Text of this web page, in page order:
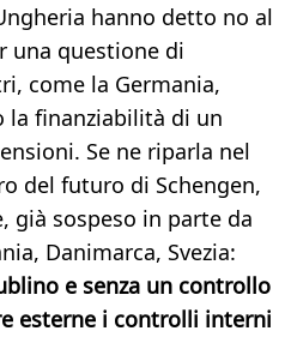
hanno detto no al
una questione di
come la Germania,
la finanziabilità di un
Se ne riparla nel
del futuro di Schengen,
già sospeso in parte da
Danimarca, Svezia:
e senza un controllo
esterne i controlli interni